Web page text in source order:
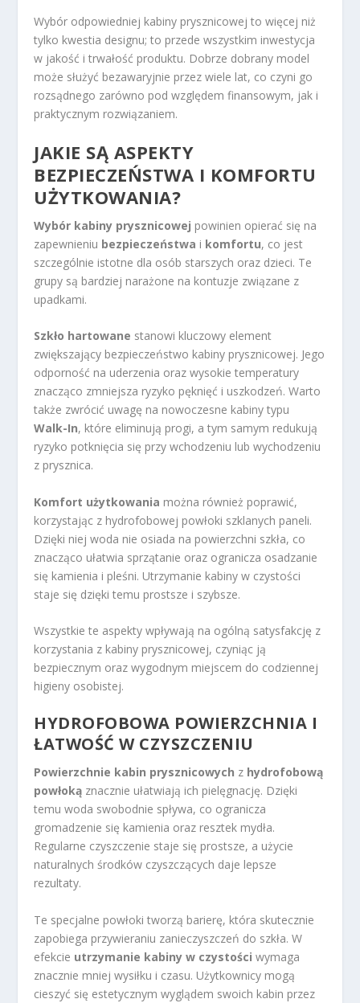
Wybór odpowiedniej kabiny prysznicowej to więcej niż
tylko kwestia designu; to przede wszystkim inwestycja
w jakość i trwałość produktu. Dobrze dobrany model
może służyć bezawaryjnie przez wiele lat, co czyni go
rozsądnego zarówno pod względem finansowym, jak i
praktycznym rozwiązaniem.
JAKIE SĄ ASPEKTY
BEZPIECZEŃSTWA I KOMFORTU
UŻYTKOWANIA?
Wybór kabiny prysznicowej powinien opierać się na
zapewnieniu bezpieczeństwa i komfortu, co jest
szczególnie istotne dla osób starszych oraz dzieci. Te
grupy są bardziej narażone na kontuzje związane z
upadkami.
Szkło hartowane stanowi kluczowy element
zwiększający bezpieczeństwo kabiny prysznicowej. Jego
odporność na uderzenia oraz wysokie temperatury
znacząco zmniejsza ryzyko pęknięć i uszkodzeń. Warto
także zwrócić uwagę na nowoczesne kabiny typu
Walk-In, które eliminują progi, a tym samym redukują
ryzyko potknięcia się przy wchodzeniu lub wychodzeniu
z prysznica.
Komfort użytkowania można również poprawić,
korzystając z hydrofobowej powłoki szklanych paneli.
Dzięki niej woda nie osiada na powierzchni szkła, co
znacząco ułatwia sprzątanie oraz ogranicza osadzanie
się kamienia i pleśni. Utrzymanie kabiny w czystości
staje się dzięki temu prostsze i szybsze.
Wszystkie te aspekty wpływają na ogólną satysfakcję z
korzystania z kabiny prysznicowej, czyniąc ją
bezpiecznym oraz wygodnym miejscem do codziennej
higieny osobistej.
HYDROFOBOWA POWIERZCHNIA I
ŁATWOŚĆ W CZYSZCZENIU
Powierzchnie kabin prysznicowych z hydrofobową
powłoką znacznie ułatwiają ich pielęgnację. Dzięki
temu woda swobodnie spływa, co ogranicza
gromadzenie się kamienia oraz resztek mydła.
Regularne czyszczenie staje się prostsze, a użycie
naturalnych środków czyszczących daje lepsze
rezultaty.
Te specjalne powłoki tworzą barierę, która skutecznie
zapobiega przywieraniu zanieczyszczeń do szkła. W
efekcie utrzymanie kabiny w czystości wymaga
znacznie mniej wysiłku i czasu. Użytkownicy mogą
cieszyć się estetycznym wyglądem swoich kabin przez